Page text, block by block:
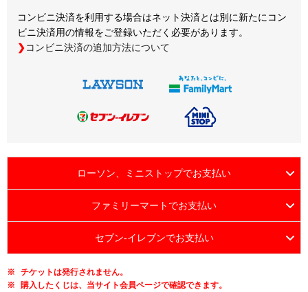
コンビニ決済を利用する場合はネット決済とは別に新たにコン
ビニ決済用の情報をご登録いただく必要があります。
コンビニ決済の追加方法について
ローソン、ミニストップでお支払い
ファミリーマートでお支払い
セブン-イレブンでお支払い
チケットは発行されません。
購入したくじは、当サイト会員ページで確認できます。